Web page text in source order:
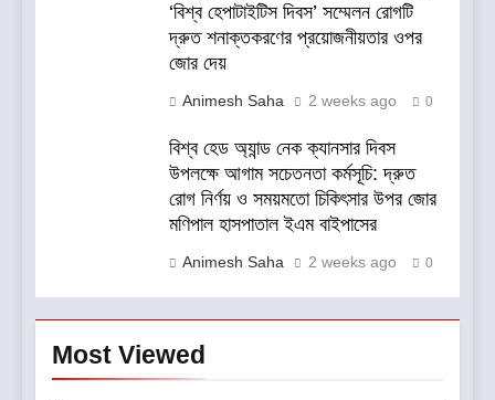
‘বিশ্ব হেপাটাইটিস দিবস’ সম্মেলন রোগটি
দ্রুত শনাক্তকরণের প্রয়োজনীয়তার ওপর
জোর দেয়
Animesh Saha 2 weeks ago 0
বিশ্ব হেড অ্যান্ড নেক ক্যানসার দিবস
উপলক্ষে আগাম সচেতনতা কর্মসূচি: দ্রুত
রোগ নির্ণয় ও সময়মতো চিকিৎসার উপর জোর
মণিপাল হাসপাতাল ইএম বাইপাসের
Animesh Saha 2 weeks ago 0
Most Viewed